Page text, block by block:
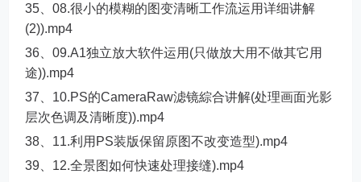
35、08.很小的模糊的图变清晰工作流运用详细讲解
(2)).mp4
36、09.A1独立放大软件运用(只做放大用不做其它用
途)).mp4
37、10.PS的CameraRaw滤镜綜合讲解(处理画面光影
层次色调及清晰度)).mp4
38、11.利用PS装版保留原图不改变造型).mp4
39、12.全景图如何快速处理接缝).mp4